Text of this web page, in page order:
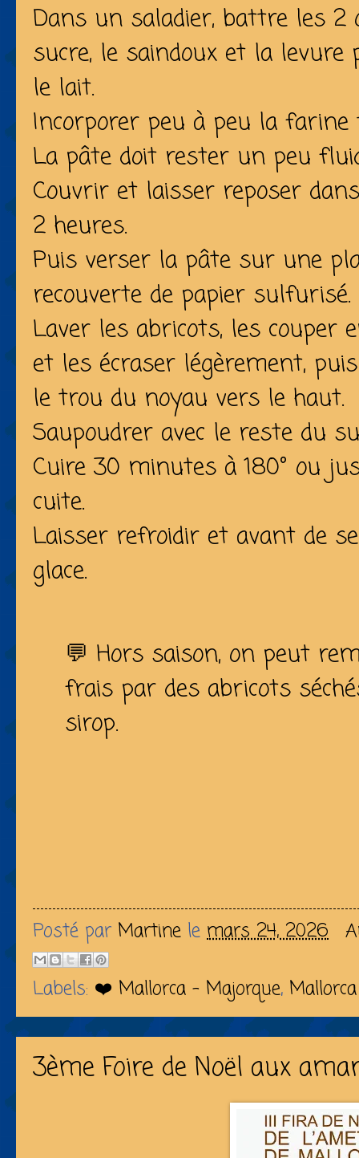
Dans un saladier, battre les 2
sucre, le saindoux et la
le lait.
Incorporer peu à peu la
La pâte doit rester un peu
Couvrir et laisser reposer
2 heures.
Puis verser la pâte sur une
recouverte de papier sulfurisé.
Laver les abricots, les couper
et les écraser légèrement,
le trou du noyau vers le haut.
Saupoudrer avec le reste du
Cuire 30 minutes à 180° ou
cuite.
Laisser refroidir et avant de
glace.
💬 Hors saison, on peut
frais par des abricots
sirop.
Posté par Martine le mars 24, 2026
Labels: ❤️ Mallorca - Majorque,
3ème Foire de Noël aux